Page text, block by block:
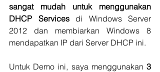
sangat mudah untuk menggunakan
DHCP Services di Windows Server
2012 dan membiarkan Windows 8
mendapatkan IP dari Server DHCP ini.
Untuk Demo ini, saya menggunakan 3